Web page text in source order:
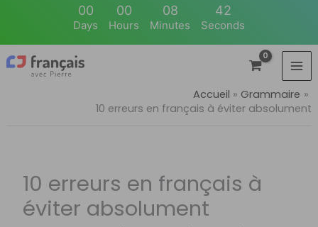
Accueil
Grammaire
10 erreurs en français à éviter absolument
10 erreurs en français à
éviter absolument
00
Days
00
Hours
08
Minutes
41
Seconds